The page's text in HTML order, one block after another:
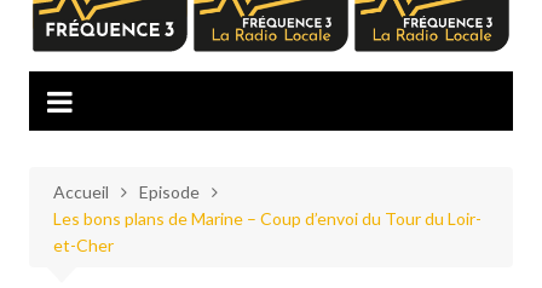
Accueil
Episode
Les bons plans de Marine – Coup d’envoi du Tour du Loir-
et-Cher